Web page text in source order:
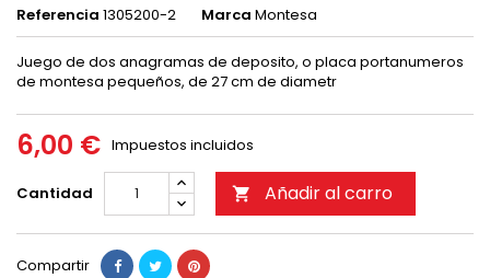
Referencia 1305200-2 Marca Montesa
Juego de dos anagramas de deposito, o placa portanumeros
de montesa pequeños, de 27 cm de diametr
6,00 € Impuestos incluidos
Cantidad  Añadir al carro
Compartir